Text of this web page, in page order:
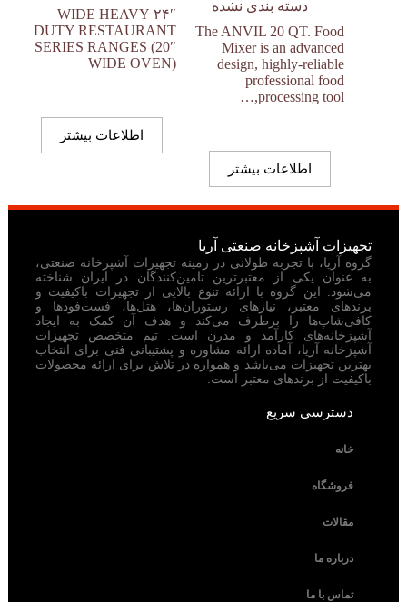
دسته بندی نشده
The ANVIL 20 QT. Food
Mixer is an advanced
design, highly-reliable
professional food
processing tool,…
اطلاعات بیشتر
۲۴″ WIDE HEAVY
DUTY RESTAURANT
SERIES RANGES (20″
WIDE OVEN)
اطلاعات بیشتر
تجهیزات آشپزخانه صنعتی آریا
گروه آریا، با تجربه طولانی در زمینه تجهیزات آشپزخانه صنعتی،
به عنوان یکی از معتبرترین تامین‌کنندگان در ایران شناخته
می‌شود. این گروه با ارائه تنوع بالایی از تجهیزات باکیفیت و
برندهای معتبر، نیازهای رستوران‌ها، هتل‌ها، فست‌فودها و
کافی‌شاپ‌ها را برطرف می‌کند و هدف آن کمک به ایجاد
آشپزخانه‌های کارآمد و مدرن است. تیم متخصص تجهیزات
آشپزخانه آریا، آماده ارائه مشاوره و پشتیبانی فنی برای انتخاب
بهترین تجهیزات می‌باشد و همواره در تلاش برای ارائه محصولات
باکیفیت از برندهای معتبر است.
دسترسی سریع
خانه
فروشگاه
مقالات
درباره ما
تماس با ما